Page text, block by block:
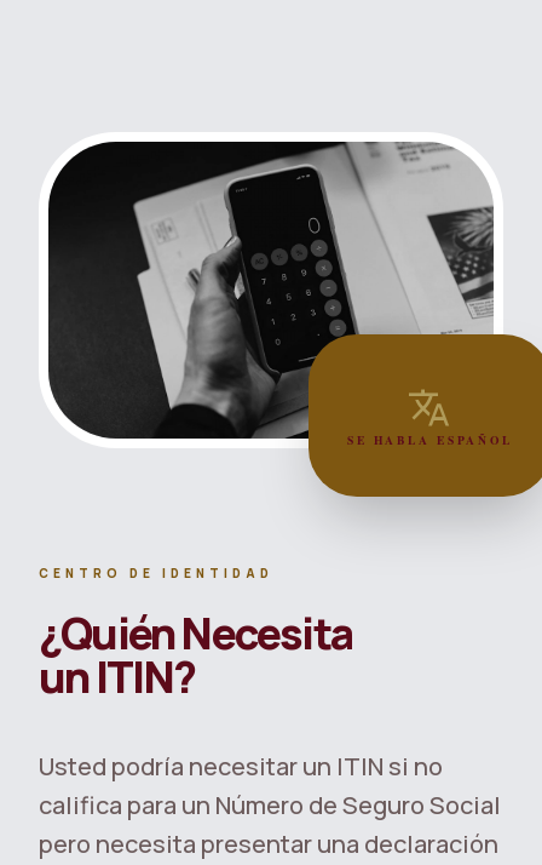
CENTRO DE IDENTIDAD
¿Quién Necesita
un ITIN?
Usted podría necesitar un ITIN si no
califica para un Número de Seguro Social
pero necesita presentar una declaración
translate
SE HABLA ESPAÑOL